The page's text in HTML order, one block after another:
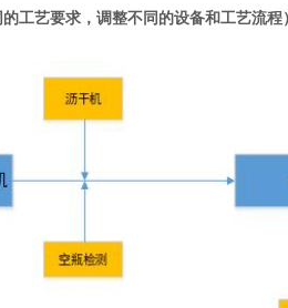
工艺要求，调整不同的设备和工艺流程